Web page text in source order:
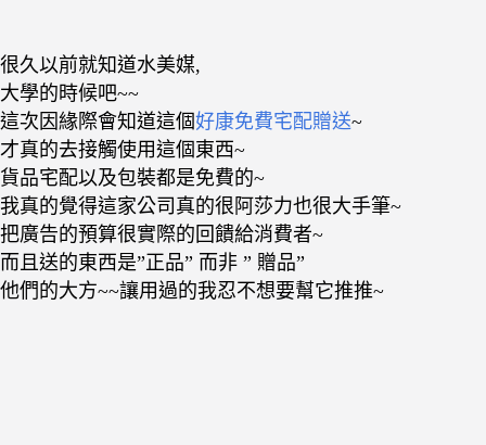
很久以前就知道水美媒,
大學的時候吧~~
這次因緣際會知道這個好康免費宅配贈送~
才真的去接觸使用這個東西~
貨品宅配以及包裝都是免費的~
我真的覺得這家公司真的很阿莎力也很大手筆~
把廣告的預算很實際的回饋給消費者~
而且送的東西是”正品” 而非 ” 贈品”
他們的大方~~讓用過的我忍不想要幫它推推~